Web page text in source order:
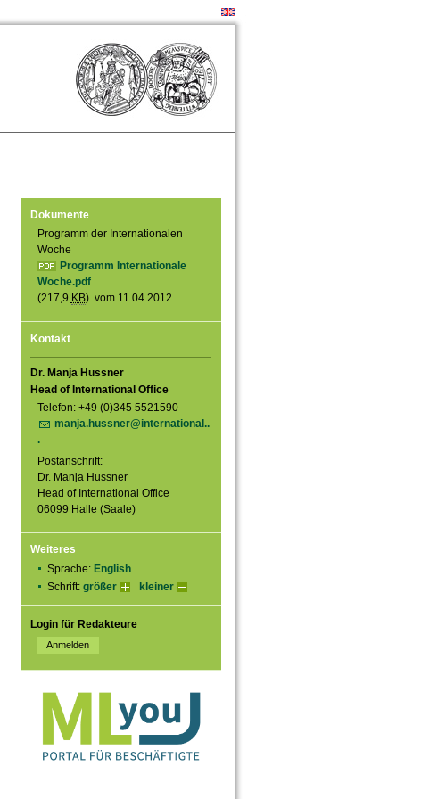
Dokumente
Programm der Internationalen
Woche
Programm Internationale
Woche.pdf
(217,9 KB) vom 11.04.2012
Kontakt
Dr. Manja Hussner
Head of International Office
Telefon: +49 (0)345 5521590
manja.hussner@international..
.
Postanschrift:
Dr. Manja Hussner
Head of International Office
06099 Halle (Saale)
Weiteres
Sprache: English
Schrift: größer kleiner
Login für Redakteure